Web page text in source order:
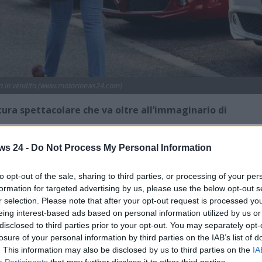
24 - Do Not Process My Personal Information
opt-out of the sale, sharing to third parties, or processing of your
for targeted advertising by us, please use the below opt-out
selection. Please note that after your opt-out request is processed
interest-based ads based on personal information utilized by us
to third parties prior to your opt-out. You may separately
of your personal information by third parties on the IAB’s list of
This information may also be disclosed by us to third parties on the
spettacolare che va oltre all’immaginario di
a un’azienda sostanzialmente straordinaria e di grande
anni un veicolo più spettacolare dell’altro. Proprio
automobilistiche italiane ed europee più apprezzate in
trovare marchi più apprezzati nonché capaci di
e sarà sempre capace Alfa Romeo.
fare riferimento alla Duetto all’interno di